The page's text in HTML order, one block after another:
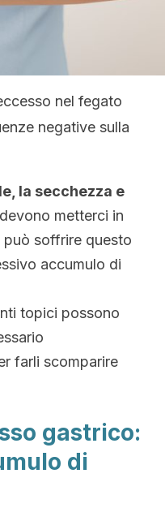
nel fegato
negative sulla
la secchezza e
metterci in
può soffrire questo
accumulo di
topici possono
farli scomparire
gastrico:
di